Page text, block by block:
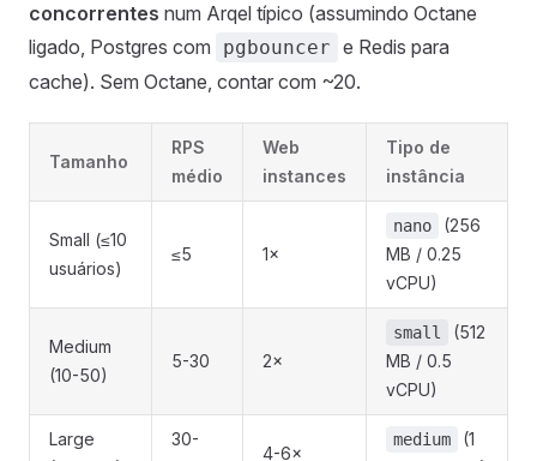
concorrentes num Arqel típico (assumindo Octane
ligado, Postgres com
pgbouncer e Redis para
cache). Sem Octane, contar com ~20.
Tamanho
RPS
médio
Web
instances
Tipo de
instância
Small (≤10
usuários)
≤5 1×
nano
(256
MB / 0.25
vCPU)
Medium
(10-50)
5-30 2×
small
(512
MB / 0.5
vCPU)
Large
30-
4-6×
medium
(1